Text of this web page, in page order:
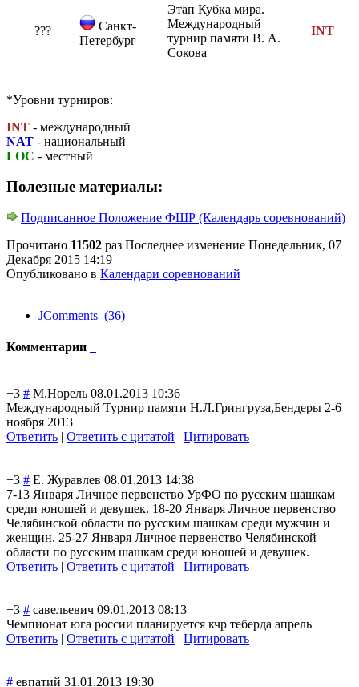
???
Санкт-
Петербург
Этап Кубка мира.
Международный
турнир памяти В. А.
Сокова
INT
*Уровни турниров:
INT - международный
NAT - национальный
LOC - местный
Полезные материалы:
Подписанное Положение ФШР (Календарь соревнований)
Прочитано 11502 раз Последнее изменение Понедельник, 07
Декабря 2015 14:19
Опубликовано в Календари соревнований
JComments (36)
Комментарии
+3 # М.Норель 08.01.2013 10:36
Международный Турнир памяти Н.Л.Грингруза,Бендеры 2-6
ноября 2013
Ответить | Ответить с цитатой | Цитировать
+3 # Е. Журавлев 08.01.2013 14:38
7-13 Января Личное первенство УрФО по русским шашкам
среди юношей и девушек. 18-20 Января Личное первенство
Челябинской области по русским шашкам среди мужчин и
женщин. 25-27 Января Личное первенство Челябинской
области по русским шашкам среди юношей и девушек.
Ответить | Ответить с цитатой | Цитировать
+3 # савельевич 09.01.2013 08:13
Чемпионат юга россии планируется кчр теберда апрель
Ответить | Ответить с цитатой | Цитировать
# евпатий 31.01.2013 19:30